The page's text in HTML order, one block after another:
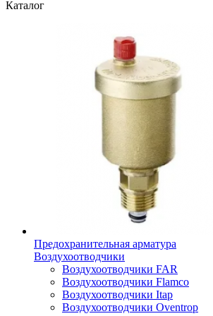
Каталог
Предохранительная арматура
Воздухоотводчики
Воздухоотводчики FAR
Воздухоотводчики Flamco
Воздухоотводчики Itap
Воздухоотводчики Oventrop